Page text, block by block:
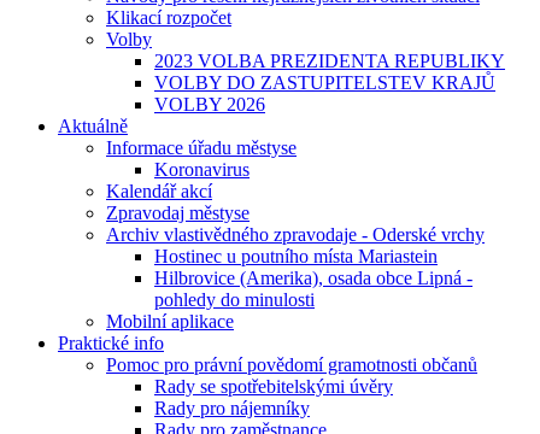
Klikací rozpočet
Volby
2023 VOLBA PREZIDENTA REPUBLIKY
VOLBY DO ZASTUPITELSTEV KRAJŮ
VOLBY 2026
Aktuálně
Informace úřadu městyse
Koronavirus
Kalendář akcí
Zpravodaj městyse
Archiv vlastivědného zpravodaje - Oderské vrchy
Hostinec u poutního místa Mariastein
Hilbrovice (Amerika), osada obce Lipná -
pohledy do minulosti
Mobilní aplikace
Praktické info
Pomoc pro právní povědomí gramotnosti občanů
Rady se spotřebitelskými úvěry
Rady pro nájemníky
Rady pro zaměstnance